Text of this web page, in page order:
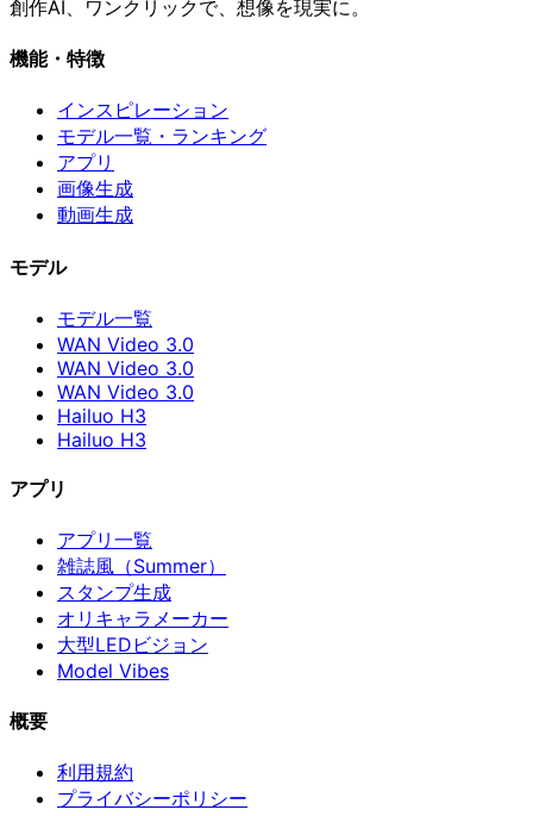
創作AI、ワンクリックで、想像を現実に。
機能・特徴
インスピレーション
モデル一覧・ランキング
アプリ
画像生成
動画生成
モデル
モデル一覧
WAN Video 3.0
WAN Video 3.0
WAN Video 3.0
Hailuo H3
Hailuo H3
アプリ
アプリ一覧
雑誌風（Summer）
スタンプ生成
オリキャラメーカー
大型LEDビジョン
Model Vibes
概要
利用規約
プライバシーポリシー